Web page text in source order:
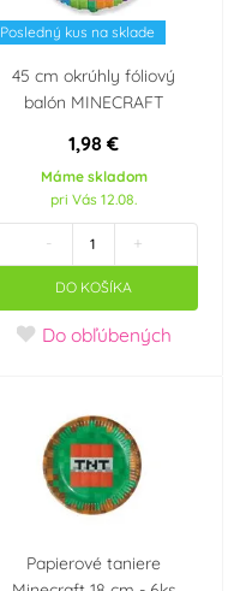
Posledný kus na sklade
45 cm okrúhly fóliový
balón MINECRAFT
1,98 €
Máme skladom
pri Vás 12.08.
- +
DO KOŠÍKA
Do obľúbených
Papierové taniere